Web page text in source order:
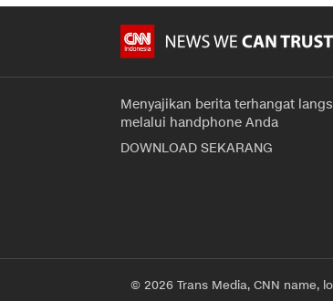
Menyajikan berita terhangat
melalui handphone Anda
DOWNLOAD SEKARANG
© 2026 Trans Media, CNN name,